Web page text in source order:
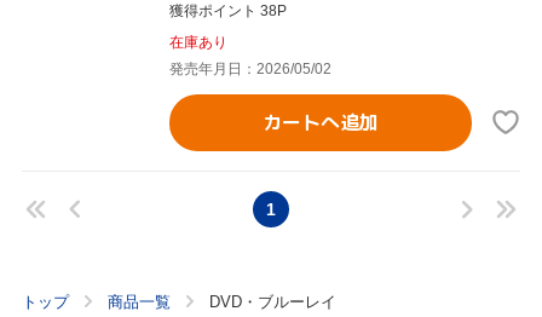
獲得ポイント 38P
在庫あり
発売年月日：2026/05/02
カートへ追加
1
トップ 商品一覧 DVD・ブルーレイ